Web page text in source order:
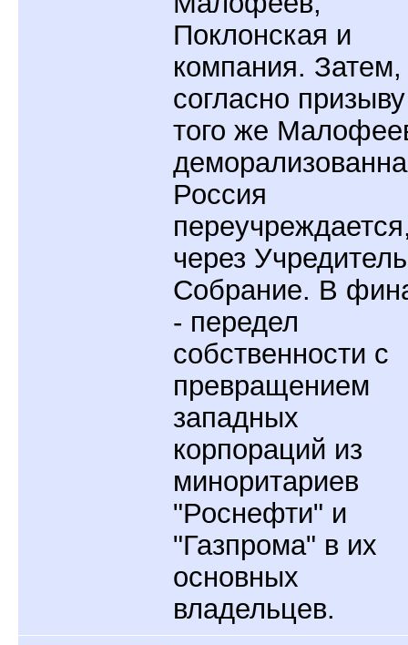
Поклонская и
компания. Затем,
согласно призыву
того же
Россия
через
Собрание. В
- передел
собственности с
превращением
западных
корпораций из
миноритариев
"Роснефти" и
"Газпрома" в их
основных
владельцев.